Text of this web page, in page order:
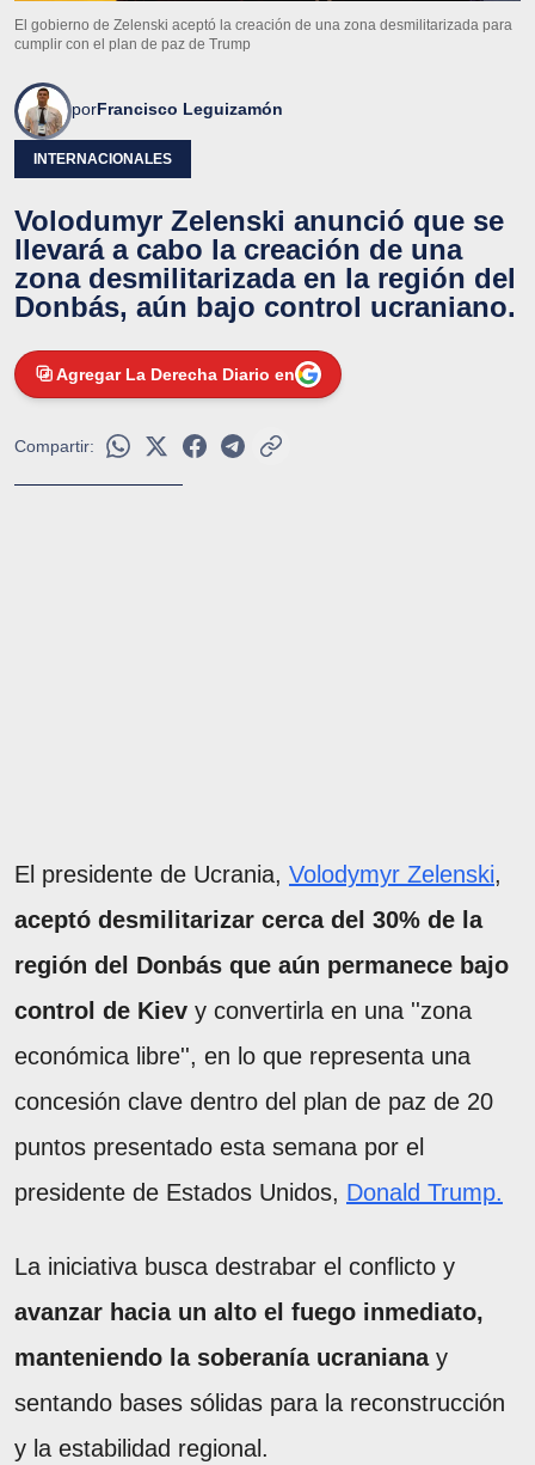
El gobierno de Zelenski aceptó la creación de una zona desmilitarizada para
cumplir con el plan de paz de Trump
porFrancisco Leguizamón
INTERNACIONALES
Volodumyr Zelenski anunció que se
llevará a cabo la creación de una
zona desmilitarizada en la región del
Donbás, aún bajo control ucraniano.
Agregar La Derecha Diario en
Compartir:
El presidente de Ucrania, Volodymyr Zelenski,
aceptó desmilitarizar cerca del 30% de la
región del Donbás que aún permanece bajo
control de Kiev y convertirla en una ''zona
económica libre'', en lo que representa una
concesión clave dentro del plan de paz de 20
puntos presentado esta semana por el
presidente de Estados Unidos, Donald Trump.
La iniciativa busca destrabar el conflicto y
avanzar hacia un alto el fuego inmediato,
manteniendo la soberanía ucranianay
sentando bases sólidas para la reconstrucción
y la estabilidad regional.